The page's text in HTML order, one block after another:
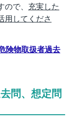
で、 充実した
用してくださ
険物取扱者過去
問、想定問